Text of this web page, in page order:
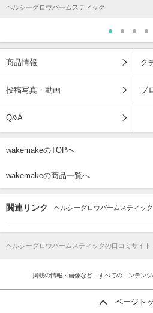
ヘルシーグロウバームスティック
商品情報 ク
投稿写真・動画 ブ
Q&A
wakemakeのTOPへ
wakemakeの商品一覧へ
関連リンク ヘルシーグロウバームスティック
ヘルシーグロウバームスティックの口コミサイト
掲載の情報・画像など、すべてのコンテン
ページト